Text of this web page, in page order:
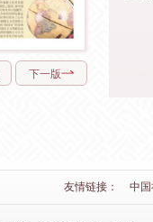
下一版
友情链接： 中